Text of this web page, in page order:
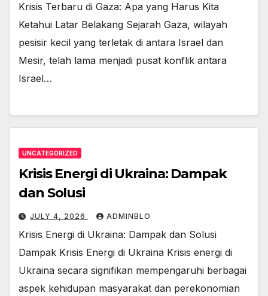
Krisis Terbaru di Gaza: Apa yang Harus Kita
Ketahui Latar Belakang Sejarah Gaza, wilayah
pesisir kecil yang terletak di antara Israel dan
Mesir, telah lama menjadi pusat konflik antara
Israel…
UNCATEGORIZED
Krisis Energi di Ukraina: Dampak
dan Solusi
JULY 4, 2026 ADMINBLO
Krisis Energi di Ukraina: Dampak dan Solusi
Dampak Krisis Energi di Ukraina Krisis energi di
Ukraina secara signifikan mempengaruhi berbagai
aspek kehidupan masyarakat dan perekonomian